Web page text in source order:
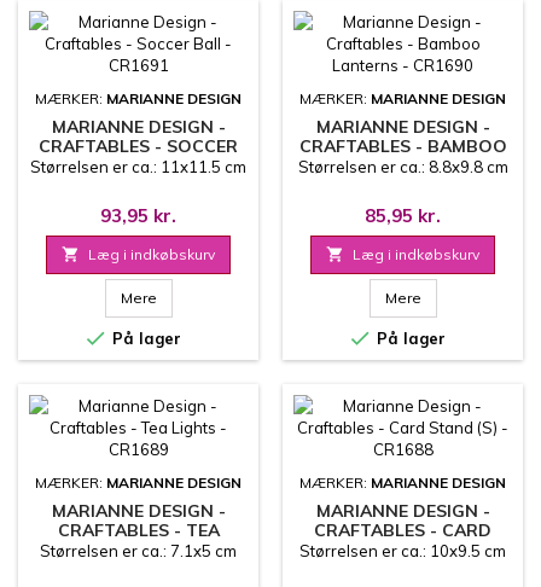
MÆRKER: MARIANNE DESIGN
MARIANNE DESIGN -
CRAFTABLES - SOCCER
BALL - CR1691
Størrelsen er ca.: 11x11.5 cm
93,95 kr.
 Læg i indkøbskurv
Mere
 På lager
MÆRKER: MARIANNE DESIGN
MARIANNE DESIGN -
CRAFTABLES - BAMBOO
LANTERNS - CR1690
Størrelsen er ca.: 8.8x9.8 cm
85,95 kr.
 Læg i indkøbskurv
Mere
 På lager
MÆRKER: MARIANNE DESIGN
MARIANNE DESIGN -
CRAFTABLES - TEA
LIGHTS - CR1689
Størrelsen er ca.: 7.1x5 cm
MÆRKER: MARIANNE DESIGN
MARIANNE DESIGN -
CRAFTABLES - CARD
STAND (S) - CR1688
Størrelsen er ca.: 10x9.5 cm